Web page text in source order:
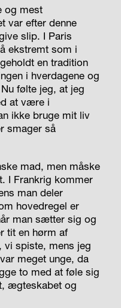
og mest
var efter denne
slip. I Paris
ekstremt som i
en tradition
i hverdagene og
følte jeg, at jeg
at være i
ikke bruge mit liv
smager så
mad, men måske
I Frankrig kommer
man deler
hovedregel er
man sætter sig og
tit en hørm af
vi spiste, mens jeg
meget unge, da
to med at føle sig
ægteskabet og